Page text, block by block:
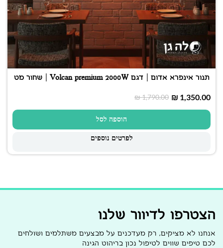
תנור אינפרא אדום | דגם Volcan premium 2000W | שחור מט
₪1,790.00 ₪ 1,350.00
הוספה לסל
לפרטים נוספים
הצטרפו לדיוור שלנו
אנחנו לא מציקים, רק מעדכנים על מבצעים משתלמים ושולחים
לכם טיפים שווים לטיפול נכון בריהוט הגינה